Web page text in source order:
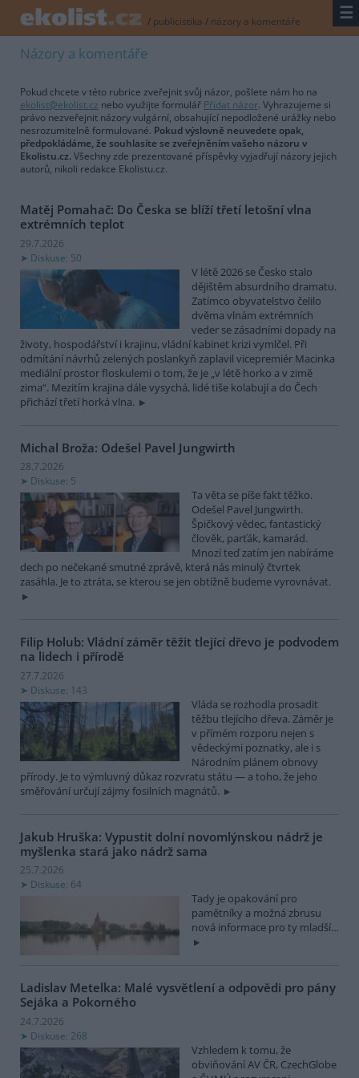
/ publicistika / názory a komentáře ☰
Názory a komentáře
Pokud chcete v této rubrice zveřejnit svůj názor, pošlete nám ho na
ekolist@ekolist.cz nebo využijte formulář Přidat názor. Vyhrazujeme si
právo nezveřejnit názory vulgární, obsahující nepodložené urážky nebo
nesrozumitelně formulované. Pokud výslovně neuvedete opak,
předpokládáme, že souhlasíte se zveřejněním vašeho názoru v
Ekolistu.cz. Všechny zde prezentované příspěvky vyjadřují názory jejich
autorů, nikoli redakce Ekolistu.cz.
Matěj Pomahač: Do Česka se blíží třetí letošní vlna
extrémních teplot
29.7.2026
Diskuse: 50
V létě 2026 se Česko stalo
dějištěm absurdního dramatu.
Zatímco obyvatelstvo čelilo
dvěma vlnám extrémních
veder se zásadními dopady na
životy, hospodářství i krajinu, vládní kabinet krizi vymlčel. Při
odmítání návrhů zelených poslankyň zaplavil vicepremiér Macinka
mediální prostor floskulemi o tom, že je „v létě horko a v zimě
zima“. Mezitím krajina dále vysychá, lidé tiše kolabují a do Čech
přichází třetí horká vlna.
Michal Broža: Odešel Pavel Jungwirth
28.7.2026
Diskuse: 5
Ta věta se píše fakt těžko.
Odešel Pavel Jungwirth.
Špičkový vědec, fantastický
člověk, parťák, kamarád.
Mnozí teď zatím jen nabíráme
dech po nečekané smutné zprávě, která nás minulý čtvrtek
zasáhla. Je to ztráta, se kterou se jen obtížně budeme vyrovnávat.
Filip Holub: Vládní záměr těžit tlející dřevo je podvodem
na lidech i přírodě
27.7.2026
Diskuse: 143
Vláda se rozhodla prosadit
těžbu tlejícího dřeva. Záměr je
v přímém rozporu nejen s
vědeckými poznatky, ale i s
Národním plánem obnovy
přírody. Je to výmluvný důkaz rozvratu státu — a toho, že jeho
směřování určují zájmy fosilních magnátů.
Jakub Hruška: Vypustit dolní novomlýnskou nádrž je
myšlenka stará jako nádrž sama
25.7.2026
Diskuse: 64
Tady je opakování pro
pamětníky a možná zbrusu
nová informace pro ty mladší…
Ladislav Metelka: Malé vysvětlení a odpovědi pro pány
Sejáka a Pokorného
24.7.2026
Diskuse: 268
Vzhledem k tomu, že
obviňování AV ČR, CzechGlobe